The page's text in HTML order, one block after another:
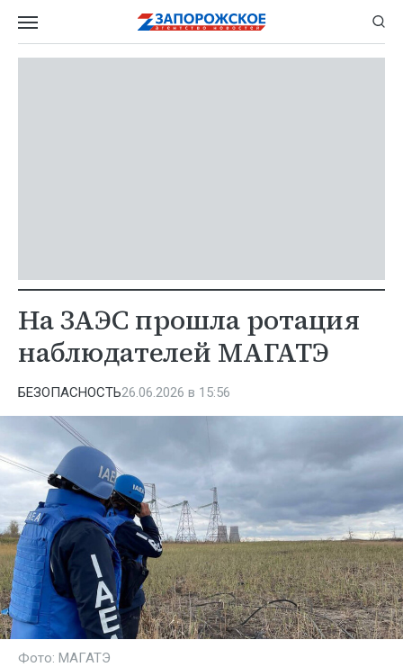
На ЗАЭС прошла ротация
наблюдателей МАГАТЭ
БЕЗОПАСНОСТЬ26.06.2026 в 15:56
Фото: МАГАТЭ